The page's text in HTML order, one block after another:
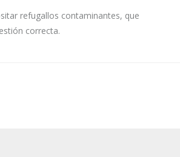
refugallos contaminantes, que
correcta.